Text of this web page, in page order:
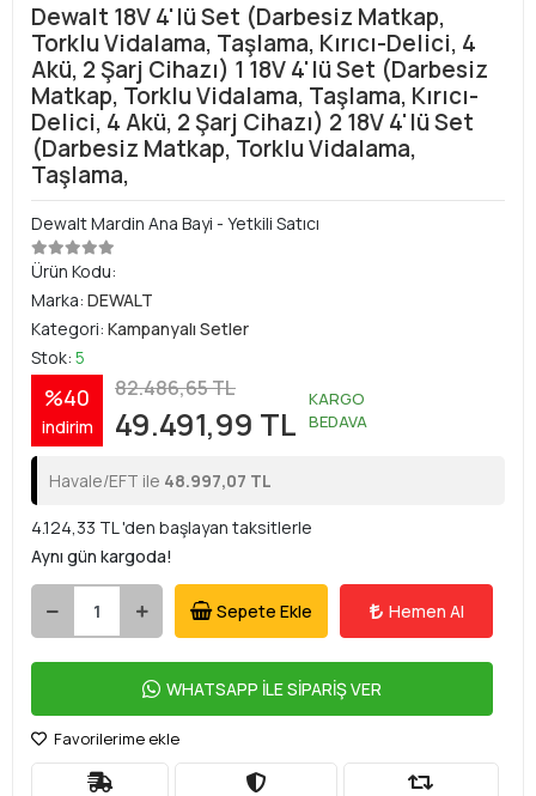
Dewalt 18V 4'lü Set (Darbesiz Matkap,
Torklu Vidalama, Taşlama, Kırıcı-Delici, 4
Akü, 2 Şarj Cihazı) 1 18V 4'lü Set (Darbesiz
Matkap, Torklu Vidalama, Taşlama, Kırıcı-
Delici, 4 Akü, 2 Şarj Cihazı) 2 18V 4'lü Set
(Darbesiz Matkap, Torklu Vidalama,
Taşlama,
Dewalt Mardin Ana Bayi - Yetkili Satıcı
Ürün Kodu:
Marka: DEWALT
Kategori: Kampanyalı Setler
Stok: 5
%40
indirim
82.486,65 TL
49.491,99 TL
KARGO
BEDAVA
Havale/EFT ile 48.997,07 TL
4.124,33 TL 'den başlayan taksitlerle
Aynı gün kargoda!
Sepete Ekle Hemen Al
WHATSAPP İLE SİPARİŞ VER
Favorilerime ekle